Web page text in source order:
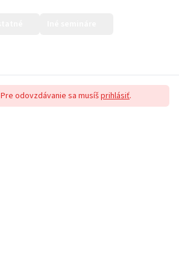
Pre odovzdávanie sa musíšprihlásiť.